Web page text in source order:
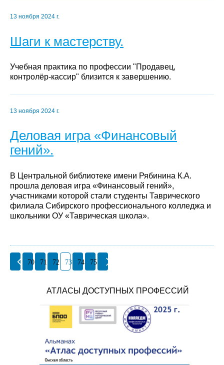
13 ноября 2024 г.
Шаги к мастерству.
Учебная практика по профессии "Продавец,
контролёр-кассир" близится к завершению.
13 ноября 2024 г.
Деловая игра «Финансовый
гений».
В Центральной библиотеке имени Рябинина К.А.
прошла деловая игра «Финансовый гений»,
участниками которой стали студенты Таврического
филиала Сибирского профессионального колледжа и
школьники ОУ «Таврическая школа».
70 71 72 73 74 75
АТЛАСЫ ДОСТУПНЫХ ПРОФЕССИЙ